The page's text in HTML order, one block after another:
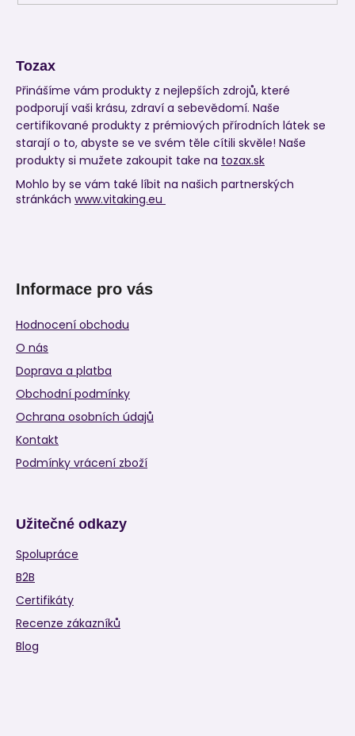
Tozax
Přinášíme vám produkty z nejlepších zdrojů, které
podporují vaši krásu, zdraví a sebevědomí. Naše
certifikované produkty z prémiových přírodních látek se
starají o to, abyste se ve svém těle cítili skvěle! Naše
produkty si mužete zakoupit take na tozax.sk
Mohlo by se vám také líbit na našich partnerských
stránkách www.vitaking.eu
Informace pro vás
Hodnocení obchodu
O nás
Doprava a platba
Obchodní podmínky
Ochrana osobních údajů
Kontakt
Podmínky vrácení zboží
Užitečné odkazy
Spolupráce
B2B
Certifikáty
Recenze zákazníků
Blog